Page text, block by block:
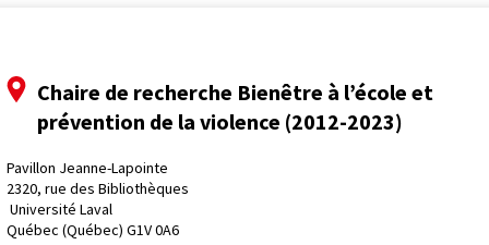
Chaire de recherche Bienêtre à l’école et
prévention de la violence (2012-2023)
Pavillon Jeanne-Lapointe
2320, rue des Bibliothèques
Université Laval
Québec (Québec) G1V 0A6